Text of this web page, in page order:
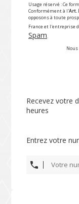
Usage réservé : Ce
Conformément à l'Art.
opposons à toute
France et l'entreprise
Spam.
Recevez votre
heures
Entrez votre